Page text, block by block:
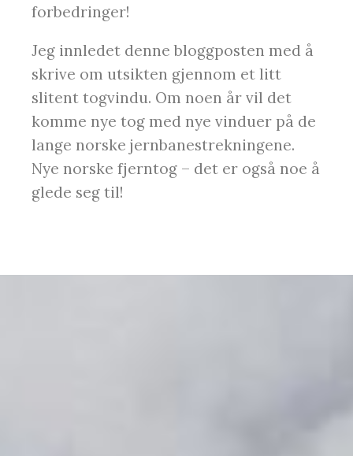
forbedringer!
Jeg innledet denne bloggposten med å
skrive om utsikten gjennom et litt
slitent togvindu. Om noen år vil det
komme nye tog med nye vinduer på de
lange norske jernbanestrekningene.
Nye norske fjerntog – det er også noe å
glede seg til!